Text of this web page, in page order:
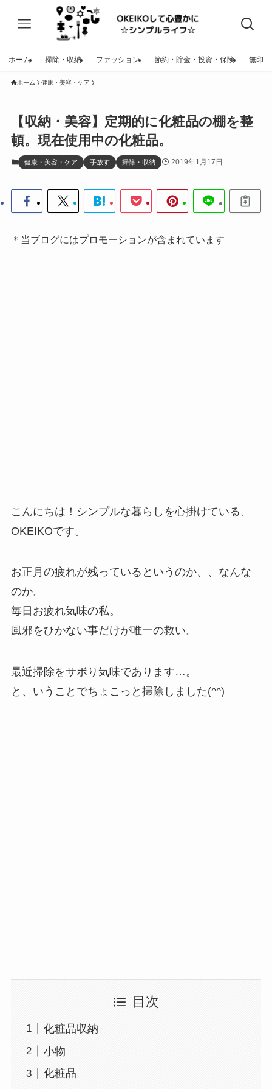
ホーム 掃除・収納 ファッション 節約・貯金・投資・保険 無印
ホーム 健康・美容・ケア
【収納・美容】定期的に化粧品の棚を整
頓。現在使用中の化粧品。
健康・美容・ケア 手放す 掃除・収納 2019年1月17日
＊当ブログにはプロモーションが含まれています
こんにちは！シンプルな暮らしを心掛けている、
OKEIKOです。
お正月の疲れが残っているというのか、、なんな
のか。
毎日お疲れ気味の私。
風邪をひかない事だけが唯一の救い。
最近掃除をサボり気味であります…。
と、いうことでちょこっと掃除しました(^^)
目次
化粧品収納
小物
化粧品